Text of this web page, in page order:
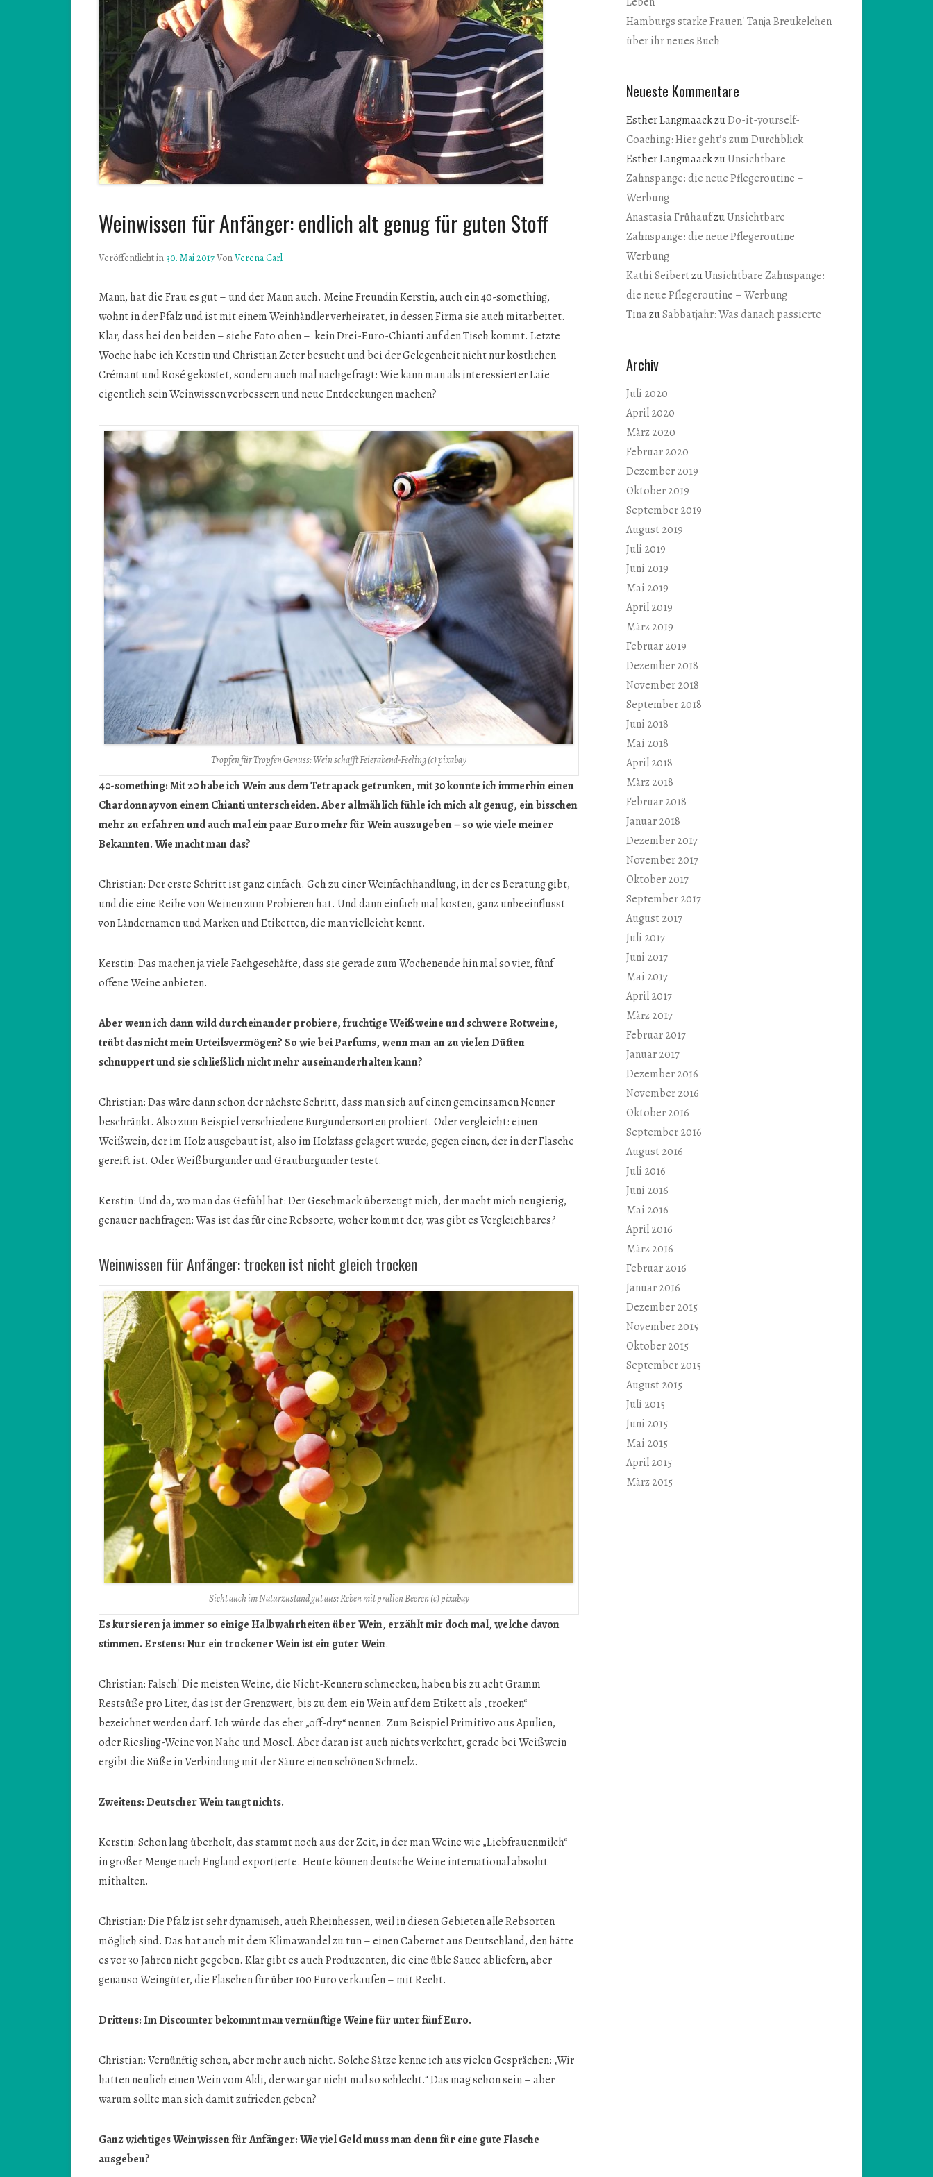
Weinwissen für Anfänger: endlich alt genug für guten Stoff
Veröffentlicht in 30. Mai 2017VonVerena Carl
Mann, hat die Frau es gut – und der Mann auch. Meine Freundin Kerstin, auch ein 40-something,
wohnt in der Pfalz und ist mit einem Weinhändler verheiratet, in dessen Firma sie auch mitarbeitet.
Klar, dass bei den beiden – siehe Foto oben – kein Drei-Euro-Chianti auf den Tisch kommt. Letzte
Woche habe ich Kerstin und Christian Zeter besucht und bei der Gelegenheit nicht nur köstlichen
Crémant und Rosé gekostet, sondern auch mal nachgefragt: Wie kann man als interessierter Laie
eigentlich sein Weinwissen verbessern und neue Entdeckungen machen?
Tropfen für Tropfen Genuss: Wein schafft Feierabend-Feeling (c) pixabay
40-something: Mit 20 habe ich Wein aus dem Tetrapack getrunken, mit 30 konnte ich immerhin einen
Chardonnay von einem Chianti unterscheiden. Aber allmählich fühle ich mich alt genug, ein bisschen
mehr zu erfahren und auch mal ein paar Euro mehr für Wein auszugeben – so wie viele meiner
Bekannten. Wie macht man das?
Christian: Der erste Schritt ist ganz einfach. Geh zu einer Weinfachhandlung, in der es Beratung gibt,
und die eine Reihe von Weinen zum Probieren hat. Und dann einfach mal kosten, ganz unbeeinflusst
von Ländernamen und Marken und Etiketten, die man vielleicht kennt.
Kerstin: Das machen ja viele Fachgeschäfte, dass sie gerade zum Wochenende hin mal so vier, fünf
offene Weine anbieten.
Aber wenn ich dann wild durcheinander probiere, fruchtige Weißweine und schwere Rotweine,
trübt das nicht mein Urteilsvermögen? So wie bei Parfums, wenn man an zu vielen Düften
schnuppert und sie schließlich nicht mehr auseinanderhalten kann?
Christian: Das wäre dann schon der nächste Schritt, dass man sich auf einen gemeinsamen Nenner
beschränkt. Also zum Beispiel verschiedene Burgundersorten probiert. Oder vergleicht: einen
Weißwein, der im Holz ausgebaut ist, also im Holzfass gelagert wurde, gegen einen, der in der Flasche
gereift ist. Oder Weißburgunder und Grauburgunder testet.
Kerstin: Und da, wo man das Gefühl hat: Der Geschmack überzeugt mich, der macht mich neugierig,
genauer nachfragen: Was ist das für eine Rebsorte, woher kommt der, was gibt es Vergleichbares?
Weinwissen für Anfänger: trocken ist nicht gleich trocken
Sieht auch im Naturzustand gut aus: Reben mit prallen Beeren (c) pixabay
Es kursieren ja immer so einige Halbwahrheiten über Wein, erzählt mir doch mal, welche davon
stimmen. Erstens: Nur ein trockener Wein ist ein guter Wein.
Christian: Falsch! Die meisten Weine, die Nicht-Kennern schmecken, haben bis zu acht Gramm
Restsüße pro Liter, das ist der Grenzwert, bis zu dem ein Wein auf dem Etikett als „trocken“
bezeichnet werden darf. Ich würde das eher „off-dry“ nennen. Zum Beispiel Primitivo aus Apulien,
oder Riesling-Weine von Nahe und Mosel. Aber daran ist auch nichts verkehrt, gerade bei Weißwein
ergibt die Süße in Verbindung mit der Säure einen schönen Schmelz.
Zweitens: Deutscher Wein taugt nichts.
Kerstin: Schon lang überholt, das stammt noch aus der Zeit, in der man Weine wie „Liebfrauenmilch“
in großer Menge nach England exportierte. Heute können deutsche Weine international absolut
mithalten.
Christian: Die Pfalz ist sehr dynamisch, auch Rheinhessen, weil in diesen Gebieten alle Rebsorten
möglich sind. Das hat auch mit dem Klimawandel zu tun – einen Cabernet aus Deutschland, den hätte
es vor 30 Jahren nicht gegeben. Klar gibt es auch Produzenten, die eine üble Sauce abliefern, aber
genauso Weingüter, die Flaschen für über 100 Euro verkaufen – mit Recht.
Drittens: Im Discounter bekommt man vernünftige Weine für unter fünf Euro.
Christian: Vernünftig schon, aber mehr auch nicht. Solche Sätze kenne ich aus vielen Gesprächen: „Wir
hatten neulich einen Wein vom Aldi, der war gar nicht mal so schlecht.“ Das mag schon sein – aber
warum sollte man sich damit zufrieden geben?
Ganz wichtiges Weinwissen für Anfänger: Wie viel Geld muss man denn für eine gute Flasche
ausgeben?
Hamburgs starke Frauen! Tanja Breukelchen
über ihr neues Buch
Neueste Kommentare
Esther LangmaackzuDo-it-yourself-
Coaching: Hier geht’s zum Durchblick
Esther LangmaackzuUnsichtbare
Zahnspange: die neue Pflegeroutine –
Werbung
Anastasia FrühaufzuUnsichtbare
Zahnspange: die neue Pflegeroutine –
Werbung
Kathi SeibertzuUnsichtbare Zahnspange:
die neue Pflegeroutine – Werbung
TinazuSabbatjahr: Was danach passierte
Archiv
Juli 2020
April 2020
März 2020
Februar 2020
Dezember 2019
Oktober 2019
September 2019
August 2019
Juli 2019
Juni 2019
Mai 2019
April 2019
März 2019
Februar 2019
Dezember 2018
November 2018
September 2018
Juni 2018
Mai 2018
April 2018
März 2018
Februar 2018
Januar 2018
Dezember 2017
November 2017
Oktober 2017
September 2017
August 2017
Juli 2017
Juni 2017
Mai 2017
April 2017
März 2017
Februar 2017
Januar 2017
Dezember 2016
November 2016
Oktober 2016
September 2016
August 2016
Juli 2016
Juni 2016
Mai 2016
April 2016
März 2016
Februar 2016
Januar 2016
Dezember 2015
November 2015
Oktober 2015
September 2015
August 2015
Juli 2015
Juni 2015
Mai 2015
April 2015
März 2015